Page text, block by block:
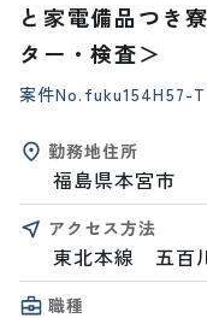
と家電備品つき
ター・検査＞
案件No. fuku154H57-T
勤務地住所
福島県本宮市
アクセス方法
東北本線　五百
職種